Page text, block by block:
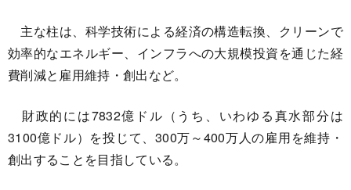
主な柱は、科学技術による経済の構造転換、クリーンで
効率的なエネルギー、インフラへの大規模投資を通じた経
費削減と雇用維持・創出など。
財政的には7832億ドル（うち、いわゆる真水部分は
3100億ドル）を投じて、300万～400万人の雇用を維持・
創出することを目指している。